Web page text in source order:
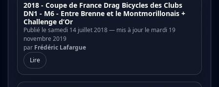
2018 - Coupe de France Drag Bicycles des Clubs
DN1 - M6 - Entre Brenne et le Montmorillonais +
Challenge d’Or
Publié le samedi 14 juillet 2018 — mis à jour le mardi 19
novembre 2019
par Frédéric Lafargue
Lire